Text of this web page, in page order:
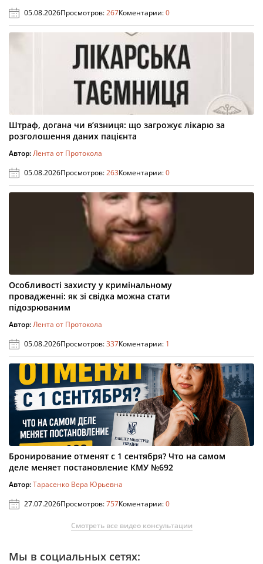
05.08.2026Просмотров:267Коментарии:0
Штраф, догана чи в’язниця: що загрожує лікарю за
розголошення даних пацієнта
Автор:Лента от Протокола
05.08.2026Просмотров:263Коментарии:0
Особливості захисту у кримінальному
провадженні: як зі свідка можна стати
підозрюваним
Автор:Лента от Протокола
05.08.2026Просмотров:337Коментарии: 1
Бронирование отменят с 1 сентября? Что на самом
деле меняет постановление КМУ №692
Автор:Тарасенко Вера Юрьевна
27.07.2026Просмотров:757Коментарии:0
Смотреть все видео консультации
Мы в социальных сетях: